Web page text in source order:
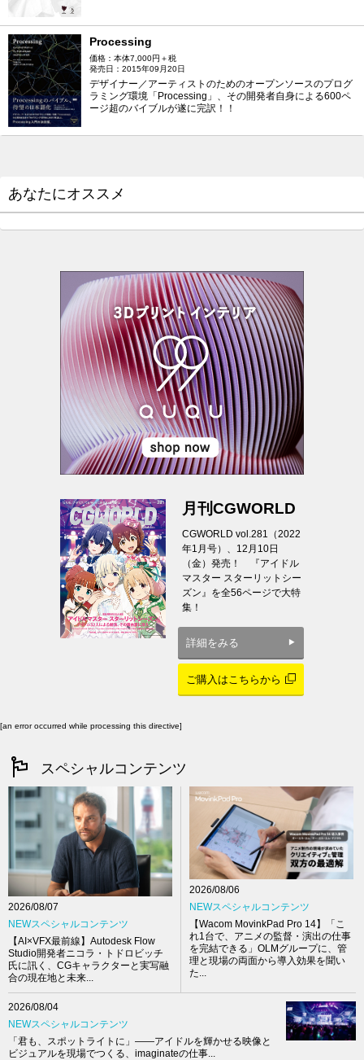
Processing
価格：本体7,000円＋税
発売日：2015年09月20日
デザイナー／アーティストのためのオープンソースのプログ
ラミング環境「Processing」、その開発者自身による600ペ
ージ超のバイブルが遂に完訳！！
あなたにオススメ
月刊CGWORLD
CGWORLD vol.281（2022
年1月号）、12月10日
（金）発売！ 『アイドル
マスター スターリットシー
ズン』を全56ページで大特
集！
詳細をみる
ご購入はこちらから
[an error occurred while processing this directive]
スペシャルコンテンツ
2026/08/07
NEWスペシャルコンテンツ
【AI×VFX最前線】Autodesk Flow
Studio開発者ニコラ・トドロビッチ
氏に訊く、CGキャラクターと実写融
合の現在地と未来...
2026/08/06
NEWスペシャルコンテンツ
【Wacom MovinkPad Pro 14】「こ
れ1台で、アニメの監督・演出の仕事
を完結できる」OLMグループに、管
理と現場の両面から導入効果を聞い
た...
2026/08/04
NEWスペシャルコンテンツ
「君も、スポットライトに」――アイドルを輝かせる映像と
ビジュアルを現場でつくる、imaginateの仕事...